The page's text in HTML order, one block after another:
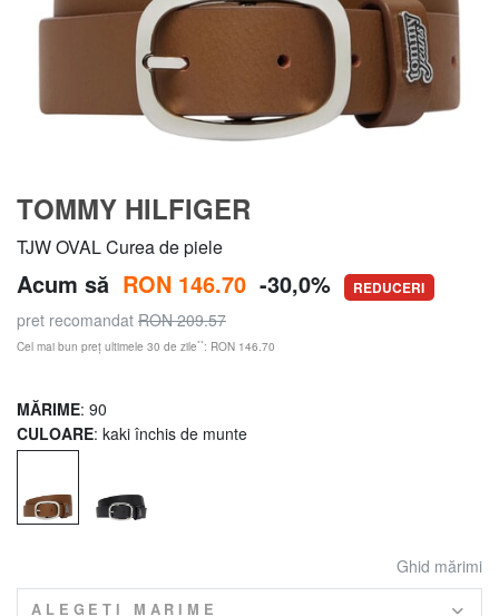
TOMMY HILFIGER
TJW OVAL Curea de piele
Acum să RON 146.70 -30,0% REDUCERI
pret recomandat RON 209.57
Cel mai bun preț ultimele 30 de zile**: RON 146.70
MĂRIME: 90
CULOARE: kaki închis de munte
Ghid mărimi
ALEGEȚI MARIME